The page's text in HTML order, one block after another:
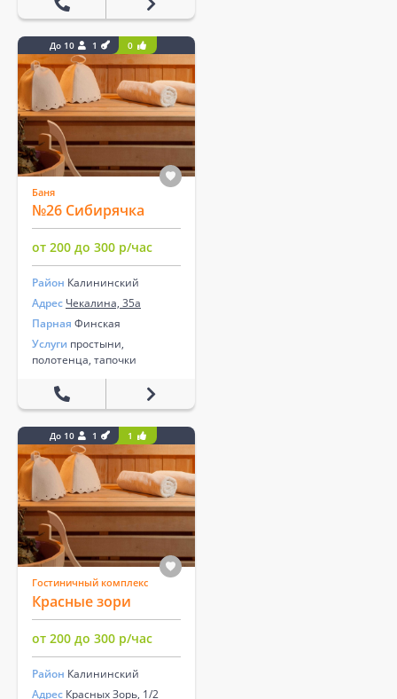
До 10 1 0
Баня
№26 Сибирячка
от 200 до 300 р/час
Район Калининский
Адрес Чекалина, 35а
Парная Финская
Услуги простыни,
полотенца, тапочки
До 10 1 1
Гостиничный комплекс
Красные зори
от 200 до 300 р/час
Район Калининский
Адрес Красных Зорь, 1/2